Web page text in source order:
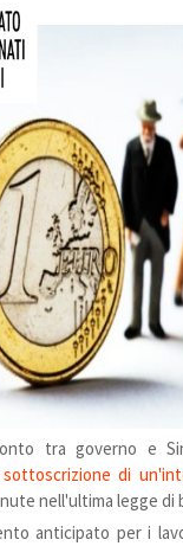
tra governo e
di
nell'ultima legge di
anticipato per i